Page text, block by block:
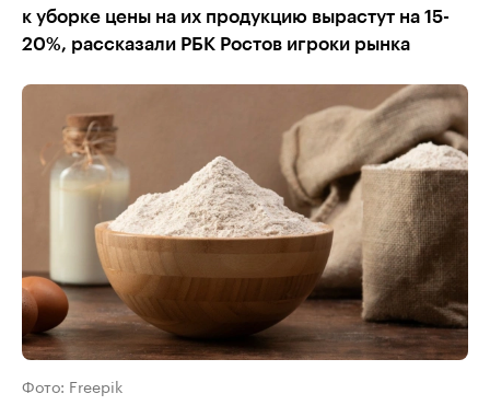
к уборке цены на их продукцию вырастут на 15-
20%, рассказали РБК Ростов игроки рынка
Фото: Freepik